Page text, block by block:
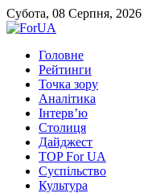
Субота, 08 Серпня, 2026
Головне
Рейтинги
Точка зору
Аналітика
Інтерв’ю
Столиця
Дайджест
TOP For UA
Суспiльство
Культура